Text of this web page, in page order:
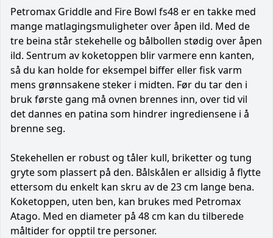
Petromax Griddle and Fire Bowl fs48 er en takke med
mange matlagingsmuligheter over åpen ild. Med de
tre beina står stekehelle og bålbollen stødig over åpen
ild. Sentrum av koketoppen blir varmere enn kanten,
så du kan holde for eksempel biffer eller fisk varm
mens grønnsakene steker i midten. Før du tar den i
bruk første gang må ovnen brennes inn, over tid vil
det dannes en patina som hindrer ingrediensene i å
brenne seg.
Stekehellen er robust og tåler kull, briketter og tung
gryte som plassert på den. Bålskålen er allsidig å flytte
ettersom du enkelt kan skru av de 23 cm lange bena.
Koketoppen, uten ben, kan brukes med Petromax
Atago. Med en diameter på 48 cm kan du tilberede
måltider for opptil tre personer.